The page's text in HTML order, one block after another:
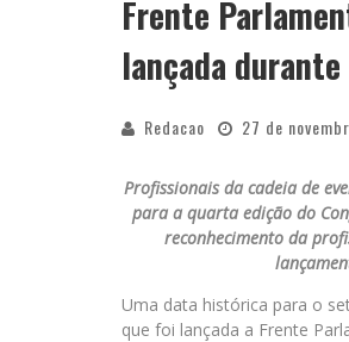
Frente
lançada
Redacao 27 de
Profissionais da cadeia de
para a quarta edição do
reconhecimento da
Uma data histórica para o
que foi lançada a Frente